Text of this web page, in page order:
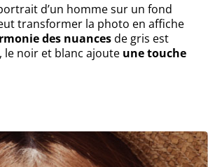
d’un homme sur un fond
transformer la photo en affiche
des nuancesde gris est
noir et blanc ajoute une touche